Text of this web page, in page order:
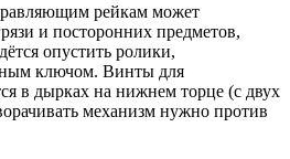
рейкам может
и посторонних предметов,
опустить ролики,
ключом. Винты для
в дырках на нижнем торце (с двух
механизм нужно против